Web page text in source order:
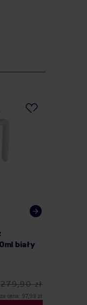
biały
279,90 zł
cena: 97,99 zł